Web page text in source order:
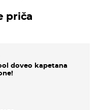
priča
doveo kapetana